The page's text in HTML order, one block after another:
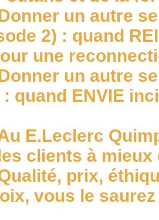
un autre
2) : quand
une
un autre
quand ENVIE
E.Leclerc
clients à
prix,
vous le